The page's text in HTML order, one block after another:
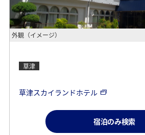
外観（イメージ）
草津
草津スカイランドホテル
宿泊のみ検索